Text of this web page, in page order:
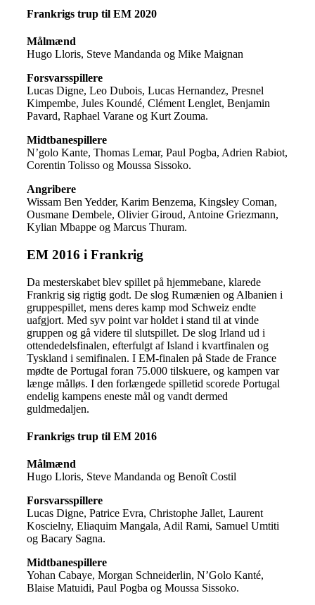
Frankrigs trup til EM 2020
Målmænd
Hugo Lloris, Steve Mandanda og Mike Maignan
Forsvarsspillere
Lucas Digne, Leo Dubois, Lucas Hernandez, Presnel
Kimpembe, Jules Koundé, Clément Lenglet, Benjamin
Pavard, Raphael Varane og Kurt Zouma.
Midtbanespillere
N’golo Kante, Thomas Lemar, Paul Pogba, Adrien Rabiot,
Corentin Tolisso og Moussa Sissoko.
Angribere
Wissam Ben Yedder, Karim Benzema, Kingsley Coman,
Ousmane Dembele, Olivier Giroud, Antoine Griezmann,
Kylian Mbappe og Marcus Thuram.
EM 2016 i Frankrig
Da mesterskabet blev spillet på hjemmebane, klarede
Frankrig sig rigtig godt. De slog Rumænien og Albanien i
gruppespillet, mens deres kamp mod Schweiz endte
uafgjort. Med syv point var holdet i stand til at vinde
gruppen og gå videre til slutspillet. De slog Irland ud i
ottendedelsfinalen, efterfulgt af Island i kvartfinalen og
Tyskland i semifinalen. I EM-finalen på Stade de France
mødte de Portugal foran 75.000 tilskuere, og kampen var
længe målløs. I den forlængede spilletid scorede Portugal
endelig kampens eneste mål og vandt dermed
guldmedaljen.
Frankrigs trup til EM 2016
Målmænd
Hugo Lloris, Steve Mandanda og Benoît Costil
Forsvarsspillere
Lucas Digne, Patrice Evra, Christophe Jallet, Laurent
Koscielny, Eliaquim Mangala, Adil Rami, Samuel Umtiti
og Bacary Sagna.
Midtbanespillere
Yohan Cabaye, Morgan Schneiderlin, N’Golo Kanté,
Blaise Matuidi, Paul Pogba og Moussa Sissoko.